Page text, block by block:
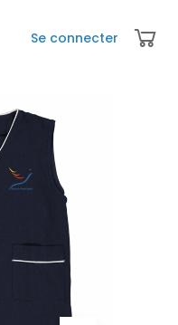
Se connecter